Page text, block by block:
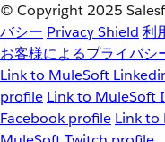
© Copyright 2025
バシー Privacy Shield 利
お客様によるプライバシ
Link to MuleSoft
profile Link to MuleSoft
Facebook profile Link to